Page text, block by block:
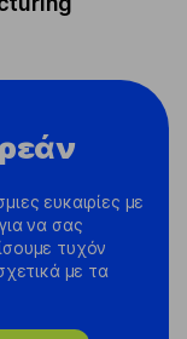
ευκαιρίες με
να σας
τυχόν
με τα